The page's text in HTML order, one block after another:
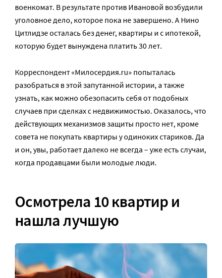
военкомат. В результате против Ивановой возбудили
уголовное дело, которое пока не завершено. А Нино
Цитлидзе осталась без денег, квартиры и с ипотекой,
которую будет вынуждена платить 30 лет.
Корреспондент «Милосердия.ru» попыталась
разобраться в этой запутанной истории, а также
узнать, как можно обезопасить себя от подобных
случаев при сделках с недвижимостью. Оказалось, что
действующих механизмов защиты просто нет, кроме
совета не покупать квартиры у одиноких стариков. Да
и он, увы, работает далеко не всегда – уже есть случаи,
когда продавцами были молодые люди.
Осмотрела 10 квартир и
нашла лучшую